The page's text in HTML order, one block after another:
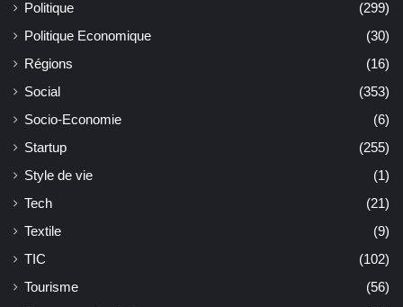
Politique
(299)
Politique Economique
(30)
Régions
(16)
Social
(353)
Socio-Economie
(6)
Startup
(255)
Style de vie
(1)
Tech
(21)
Textile
(9)
TIC
(102)
Tourisme
(56)